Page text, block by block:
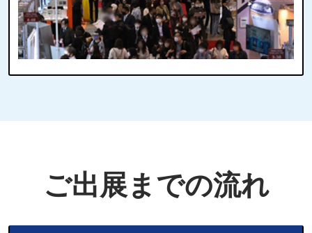
ご出展までの流れ